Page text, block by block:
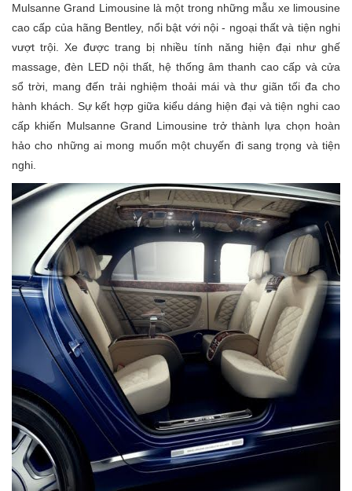
Mulsanne Grand Limousine là một trong những mẫu xe limousine
cao cấp của hãng Bentley, nổi bật với nội - ngoại thất và tiện nghi
vượt trội. Xe được trang bị nhiều tính năng hiện đại như ghế
massage, đèn LED nội thất, hệ thống âm thanh cao cấp và cửa
sổ trời, mang đến trải nghiệm thoải mái và thư giãn tối đa cho
hành khách. Sự kết hợp giữa kiểu dáng hiện đại và tiện nghi cao
cấp khiến Mulsanne Grand Limousine trở thành lựa chọn hoàn
hảo cho những ai mong muốn một chuyến đi sang trọng và tiện
nghi.